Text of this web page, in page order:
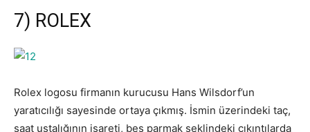
7) ROLEX
Rolex logosu firmanın kurucusu Hans Wilsdorf’un
yaratıcılığı sayesinde ortaya çıkmış. İsmin üzerindeki taç,
saat ustalığının işareti, beş parmak şeklindeki çıkıntılarda